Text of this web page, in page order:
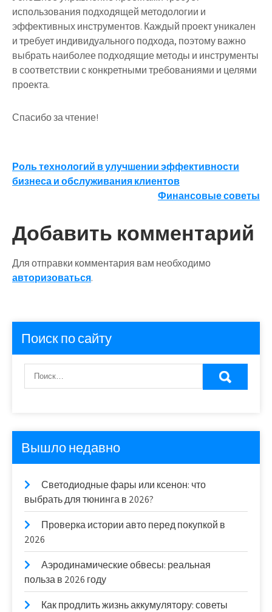
использования подходящей методологии и
эффективных инструментов. Каждый проект уникален
и требует индивидуального подхода, поэтому важно
выбрать наиболее подходящие методы и инструменты
в соответствии с конкретными требованиями и целями
проекта.
Спасибо за чтение!
Навигация
по
Роль технологий в улучшении эффективности
бизнеса и обслуживания клиентов
Финансовые советы
Добавить комментарий
Для отправки комментария вам необходимо
авторизоваться.
Поиск по сайту
Вышло недавно
Светодиодные фары или ксенон: что
выбрать для тюнинга в 2026?
Проверка истории авто перед покупкой в
2026
Аэродинамические обвесы: реальная
польза в 2026 году
Как продлить жизнь аккумулятору: советы